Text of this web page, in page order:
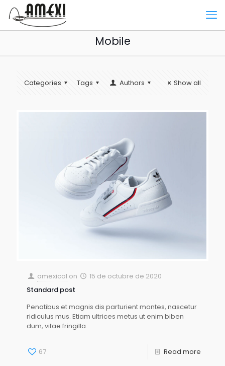
Mobile
Categories Tags Authors Show all
amexicol on
15 de octubre de 2020
Standard post
Penatibus et magnis dis parturient montes, nascetur
ridiculus mus. Etiam ultrices metus ut enim biben
dum, vitae fringilla.
67 Read more